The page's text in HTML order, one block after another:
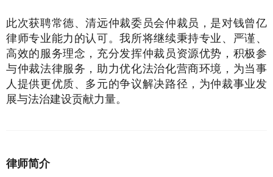
此次获聘常德、清远仲裁委员会仲裁员，是对钱曾亿
律师专业能力的认可。我所将继续秉持专业、严谨、
高效的服务理念，充分发挥仲裁员资源优势，积极参
与仲裁法律服务，助力优化法治化营商环境，为当事
人提供更优质、多元的争议解决路径，为仲裁事业发
展与法治建设贡献力量。
律师简介